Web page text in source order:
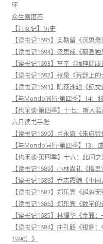
环
众生易度不
【儿女记】历史
【读书记1695】奥勒留《沉思录
【读书记1694】梁思成《蓟县
【读书记1693】李辛《精神健康
【读书记1692】张泉《荒野上
【读书记1691】陈荻洲辑《纪文
【与Mondo同行·第四季】14：
【也闲谈·第四季】十七：斯人
六月读书手账
【读书记1690】卢永康《朱启钤
【与Mondo同行·第四季】13：
【也闲谈·第四季】十六：此间
【读书记1689】小林尚礼《梅
【读书记1688】乔志霞编《中国
【读书记1687】郑乐隽《超越无
【读书记1686】郑乐隽《数学的
【读书记1685】林耀华《金翼
【读书记1684】庄孔韶《银翅
1990）》